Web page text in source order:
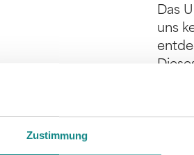
Zustimmung
Das
uns
und
zu
ist